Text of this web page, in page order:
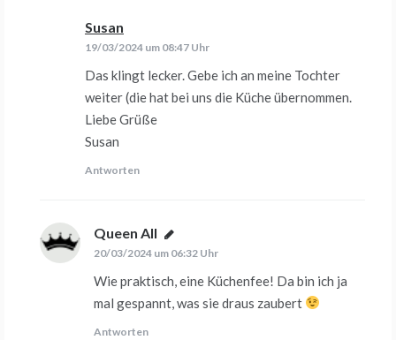
Susan
19/03/2024 um 08:47 Uhr
Das klingt lecker. Gebe ich an meine Tochter
weiter (die hat bei uns die Küche übernommen.
Liebe Grüße
Susan
Antworten
Queen All sagt:
20/03/2024 um 06:32 Uhr
Wie praktisch, eine Küchenfee! Da bin ich ja
mal gespannt, was sie draus zaubert
Antworten